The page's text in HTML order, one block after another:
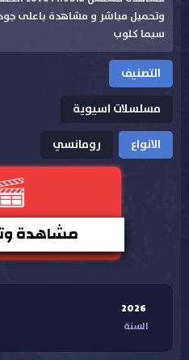
وتحميل مباشر و مشاهدة باعلى
سيما كلوب
التصنيف
مسلسلات اسيوية
الانواع
رومانسي
مشاهدة
2026
السنة